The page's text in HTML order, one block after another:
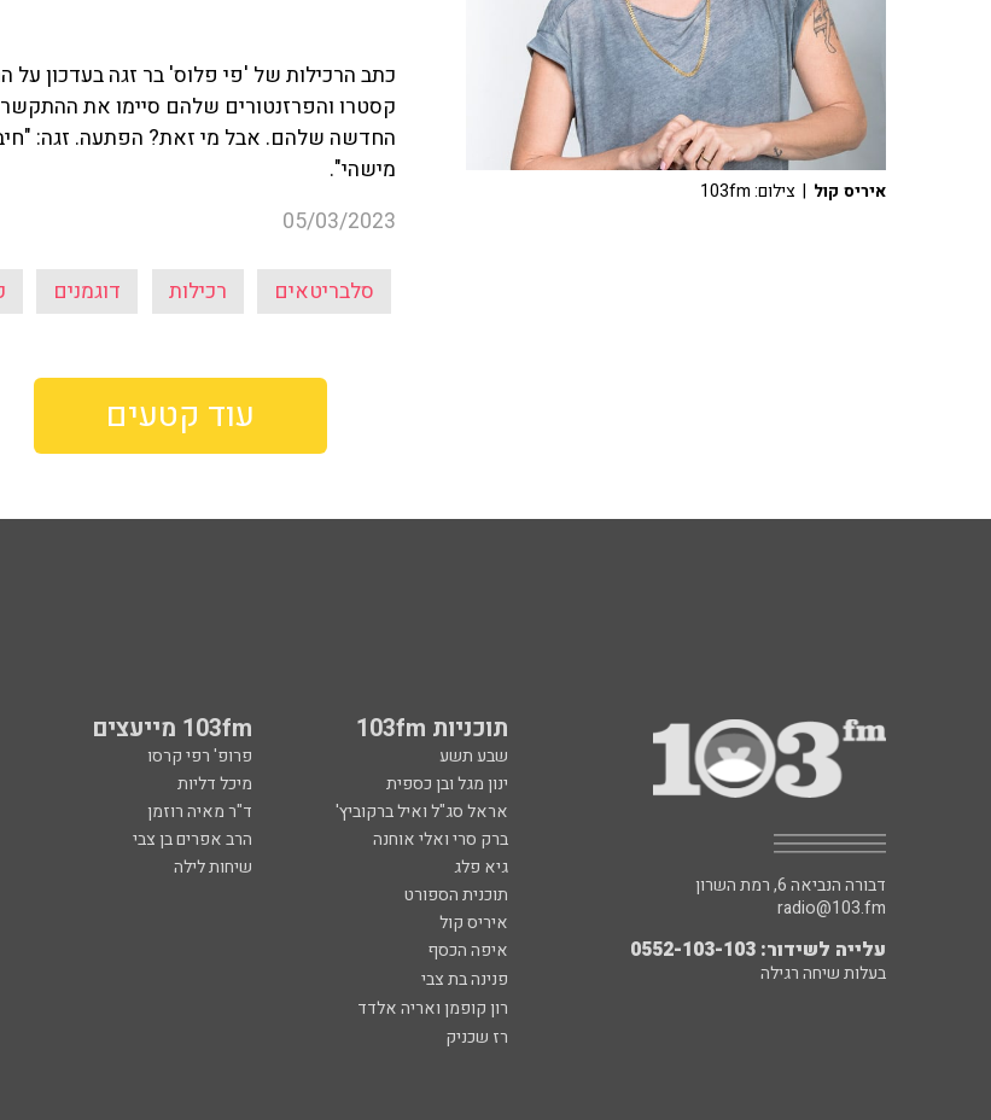
כתב הרכילות של 'פי פלוס' בר זגה בעדכון
קסטרו והפרזנטורים שלהם סיימו את
החדשה שלהם. אבל מי זאת? הפתעה. זגה:
מישהי".
05/03/2023
סלבריטאים רכילות דוגמנים
איריס קול | צילום: 103fm
עוד קטעים
תוכניות 103fm 103fm מייעצים
שבע תשע פרופ' רפי קרסו
ינון מגל ובן כספית
מיכל דליות
אראל סג"ל ואיל ברקוביץ'
ד"ר מאיה רוזמן
ברק סרי ואלי אוחנה
הרב אפרים בן צבי
גיא פלג
שיחות לילה
תוכנית הספורט
איריס קול
איפה הכסף
פנינה בת צבי
רון קופמן ואריה אלדד
רז שכניק
דבורה הנביאה 6, רמת השרון
radio@103.fm
עלייה לשידור: 0552-103-103
בעלות שיחה רגילה